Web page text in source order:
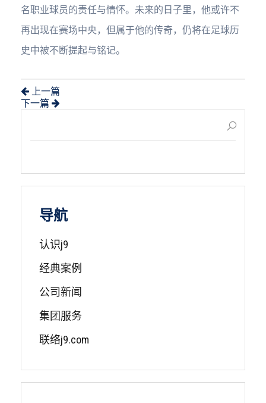
名职业球员的责任与情怀。未来的日子里，他或许不
再出现在赛场中央，但属于他的传奇，仍将在足球历
史中被不断提起与铭记。
上一篇
下一篇
导航
认识j9
经典案例
公司新闻
集团服务
联络j9.com